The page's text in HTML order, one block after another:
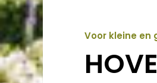
Voor kleine en